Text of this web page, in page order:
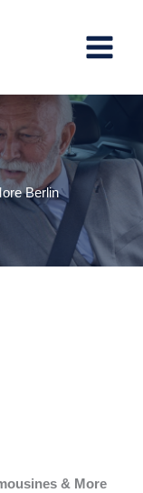
Berlin
& More